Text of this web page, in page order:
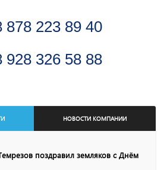
878 223 89 40
928 326 58 88
НОВОСТИ КОМПАНИИ
поздравил земляков с Днём